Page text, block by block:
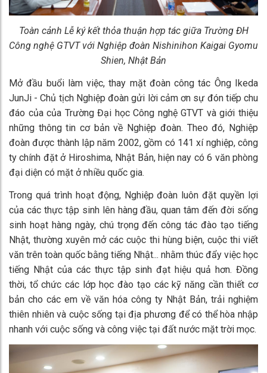
Toàn cảnh Lễ ký kết thỏa thuận hợp tác giữa Trường ĐH
Công nghệ GTVT với Nghiệp đoàn Nishinihon Kaigai Gyomu
Shien, Nhật Bản
Mở đầu buổi làm việc, thay mặt đoàn công tác Ông Ikeda
JunJi - Chủ tịch Nghiệp đoàn gửi lời cảm ơn sự đón tiếp chu
đáo của của Trường Đại học Công nghệ GTVT và giới thiệu
những thông tin cơ bản về Nghiệp đoàn. Theo đó, Nghiệp
đoàn được thành lập năm 2002, gồm có 141 xí nghiệp, công
ty chính đặt ở Hiroshima, Nhật Bản, hiện nay có 6 văn phòng
đại diện có mặt ở nhiều quốc gia.
Trong quá trình hoạt động, Nghiệp đoàn luôn đặt quyền lợi
của các thực tập sinh lên hàng đầu, quan tâm đến đời sống
sinh hoạt hàng ngày, chú trọng đến công tác đào tạo tiếng
Nhật, thường xuyên mở các cuộc thi hùng biện, cuộc thi viết
văn trên toàn quốc bằng tiếng Nhật... nhằm thúc đẩy việc học
tiếng Nhật của các thực tập sinh đạt hiệu quả hơn. Đồng
thời, tổ chức các lớp học đào tạo các kỹ năng cần thiết cơ
bản cho các em về văn hóa công ty Nhật Bản, trải nghiệm
thiên nhiên và cuộc sống tại địa phương để có thể hòa nhập
nhanh với cuộc sống và công việc tại đất nước mặt trời mọc.